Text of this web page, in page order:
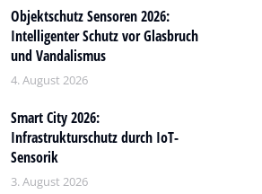
Objektschutz Sensoren 2026:
Intelligenter Schutz vor Glasbruch
und Vandalismus
4. August 2026
Smart City 2026:
Infrastrukturschutz durch IoT-
Sensorik
3. August 2026